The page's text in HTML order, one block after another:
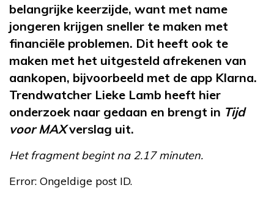
belangrijke keerzijde, want met name
jongeren krijgen sneller te maken met
financiële problemen. Dit heeft ook te
maken met het uitgesteld afrekenen van
aankopen, bijvoorbeeld met de app Klarna.
Trendwatcher Lieke Lamb heeft hier
onderzoek naar gedaan en brengt in Tijd
voor MAXverslag uit.
Het fragment begint na 2.17 minuten.
Error: Ongeldige post ID.